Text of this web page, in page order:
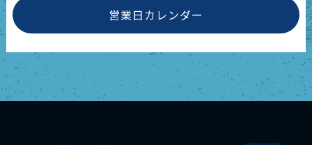
営業日カレンダー